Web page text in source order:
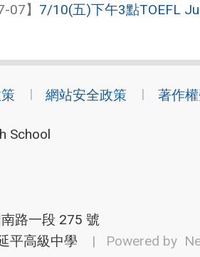
07】 7/10(五)下午3點TOEFL
網站安全政策 著作
School
路一段 275 號
平高級中學 | Powered by